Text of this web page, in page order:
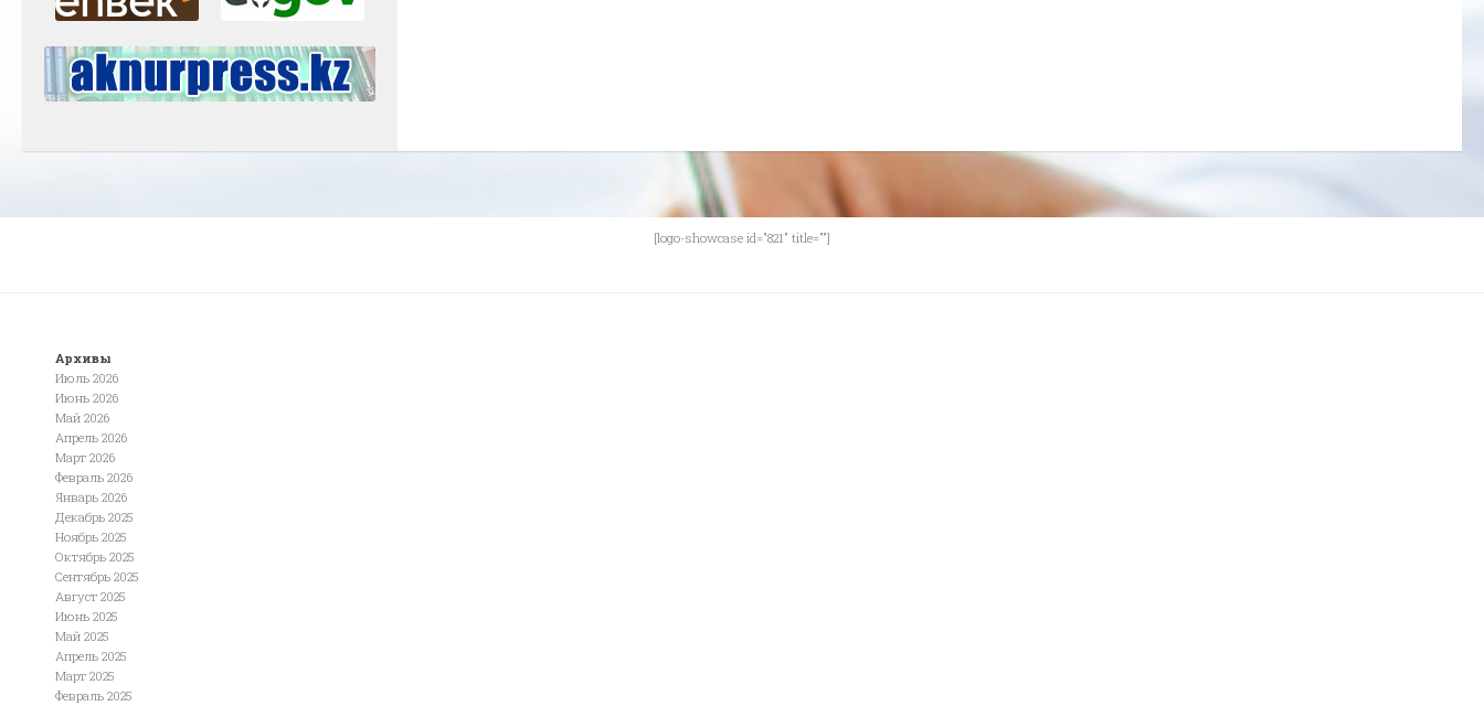
[logo-showcase id="821" title=""]
Архивы
Июль 2026
Июнь 2026
Май 2026
Апрель 2026
Март 2026
Февраль 2026
Январь 2026
Декабрь 2025
Ноябрь 2025
Октябрь 2025
Сентябрь 2025
Август 2025
Июнь 2025
Май 2025
Апрель 2025
Март 2025
Февраль 2025